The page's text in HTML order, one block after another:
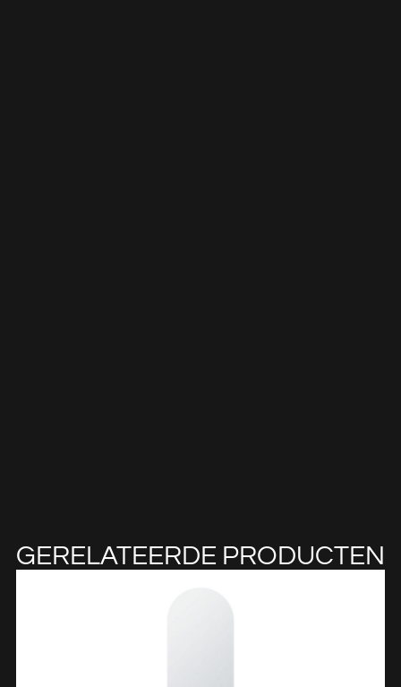
GERELATEERDE PRODUCTEN